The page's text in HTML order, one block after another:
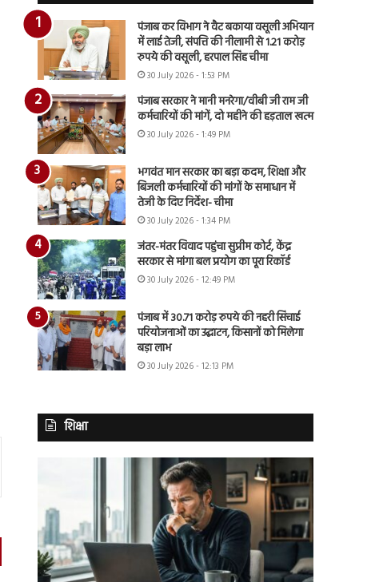
पंजाब कर विभाग ने वैट बकाया वसूली अभियान
में लाई तेजी, संपत्ति की नीलामी से 1.21 करोड़
रुपये की वसूली, हरपाल सिंह चीमा
30 July 2026 - 1:53 PM
पंजाब सरकार ने मानी मनरेगा/वीबी जी राम जी
कर्मचारियों की मांगें, दो महीने की हड़ताल खत्म
30 July 2026 - 1:49 PM
भगवंत मान सरकार का बड़ा कदम, शिक्षा और
बिजली कर्मचारियों की मांगों के समाधान में
तेजी के दिए निर्देश- चीमा
30 July 2026 - 1:34 PM
जंतर-मंतर विवाद पहुंचा सुप्रीम कोर्ट, केंद्र
सरकार से मांगा बल प्रयोग का पूरा रिकॉर्ड
30 July 2026 - 12:49 PM
पंजाब में 30.71 करोड़ रुपये की नहरी सिंचाई
परियोजनाओं का उद्घाटन, किसानों को मिलेगा
बड़ा लाभ
30 July 2026 - 12:13 PM
शिक्षा